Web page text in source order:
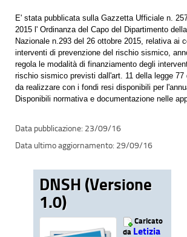
E' stata pubblicata sulla Gazzetta Ufficiale n.
2015 l' Ordinanza del Capo del Dipartimento
Nazionale n.293 del 26 ottobre 2015, relativa ai
interventi di prevenzione del rischio sismico,
regola le modalità di finanziamento degli
rischio sismico previsti dall'art. 11 della legge 77
da realizzare con i fondi resi disponibili per
Disponibili normativa e documentazione nelle
23/09/16
29/09/16
DNSH (Versione
1.0)
Caricato
da Letizia